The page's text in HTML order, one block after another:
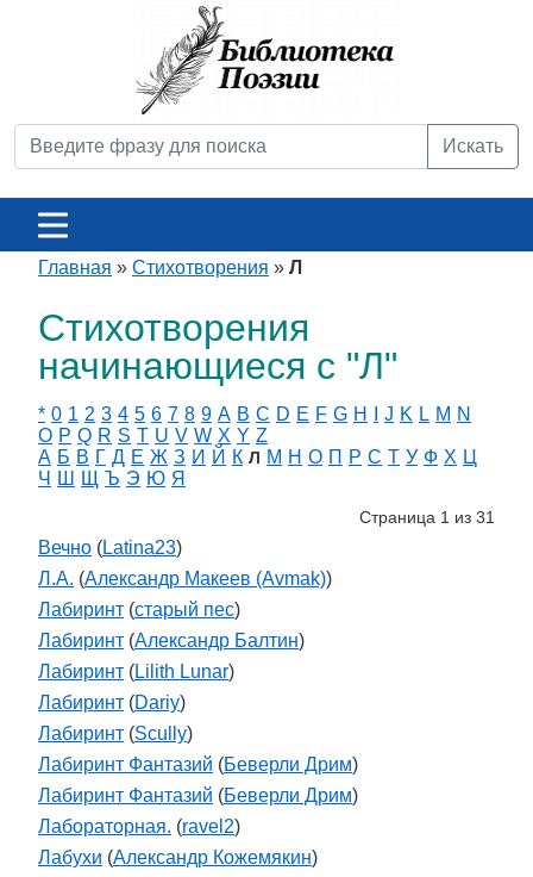
Искать
Главная » Стихотворения » Л
Стихотворения
начинающиеся с "Л"
* 0 1 2 3 4 5 6 7 8 9 A B C D E F G H J K L M N
O P Q R S T U V W X Y Z
А Б В Г Д Е Ж З И Й К Л М Н О П Р С Т У Ф Х Ц
Ч
Ш Щ Ъ Э Ю Я
Страница 1 из 31
Вечно (Latina23)
Л.А. (Александр Макеев (Avmak))
Лабиринт (старый пес)
Лабиринт (Александр Балтин)
Лабиринт (Lilith Lunar)
Лабиринт (Dariy)
Лабиринт (Scully)
Лабиринт Фантазий (Беверли Дрим)
Лабиринт Фантазий (Беверли Дрим)
Лабораторная. (ravel2)
Лабухи (Александр Кожемякин)